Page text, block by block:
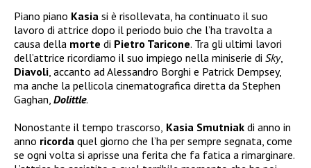
Piano piano Kasia si è risollevata, ha continuato il suo
lavoro di attrice dopo il periodo buio che l’ha travolta a
causa della morte di Pietro Taricone. Tra gli ultimi lavori
dell’attrice ricordiamo il suo impiego nella miniserie di Sky,
Diavoli, accanto ad Alessandro Borghi e Patrick Dempsey,
ma anche la pellicola cinematografica diretta da Stephen
Gaghan, Dolittle.
Nonostante il tempo trascorso, Kasia Smutniak di anno in
anno ricorda quel giorno che l’ha per sempre segnata, come
se ogni volta si aprisse una ferita che fa fatica a rimarginare.